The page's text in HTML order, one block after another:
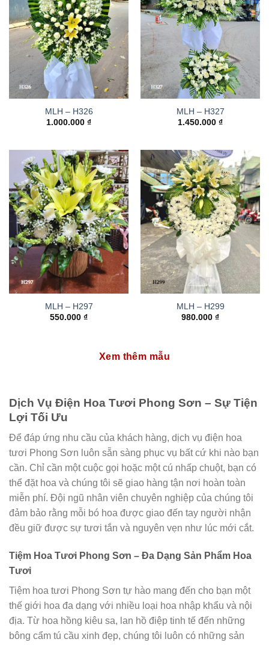
MLH – H326
1.000.000 ₫
MLH – H327
1.450.000 ₫
MLH – H297
550.000 ₫
MLH – H299
980.000 ₫
Xem thêm mẫu
Dịch Vụ Điện Hoa Tươi Phong Sơn – Sự Tiện
Lợi Tối Ưu
Để đáp ứng nhu cầu của khách hàng, dịch vụ điện hoa
tươi Phong Sơn luôn sẵn sàng phục vụ bất cứ khi nào bạn
cần. Chỉ cần một cuộc gọi hoặc một cú nhấp chuột, bạn có
thể đặt hoa và chúng tôi sẽ giao hàng tận nơi hoàn toàn
miễn phí. Đội ngũ nhân viên chuyên nghiệp của chúng tôi
đảm bảo rằng mỗi bó hoa được giao đến tay người nhận
đều giữ được sự tươi tắn và nguyên vẹn như lúc mới cắt.
Tiệm Hoa Tươi Phong Sơn – Đa Dạng Sản Phẩm Hoa
Tươi
Tiệm hoa tươi Phong Sơn tự hào mang đến cho bạn một
thế giới hoa đa dạng với nhiều loại hoa nhập khẩu và nội
địa. Từ hoa hồng kiêu sa, lan hồ điệp tinh tế đến những
bông cẩm tú cầu xinh đẹp, chúng tôi luôn có những sản